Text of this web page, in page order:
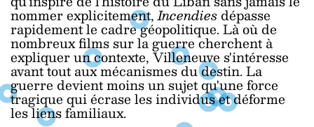
nommer explicitement,Incendiesdépasse
rapidement le cadre géopolitique. Là où de
nombreux films sur la guerre cherchent à
expliquer un contexte, Villeneuve s'intéresse
avant tout aux mécanismes du destin. La
guerre devient moins un sujet qu'une force
tragique qui écrase les individus et déforme
les liens familiaux.